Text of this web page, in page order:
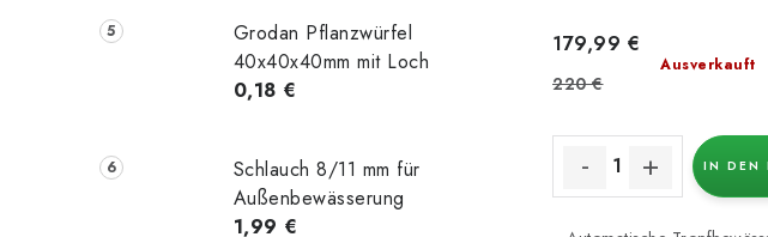
Grodan Pflanzwürfel
40x40x40mm mit Loch
0,18 €
Schlauch 8/11 mm für
Außenbewässerung
1,99 €
i
r
u
Ausverkauft
179,99 €
220 €
IN DEN